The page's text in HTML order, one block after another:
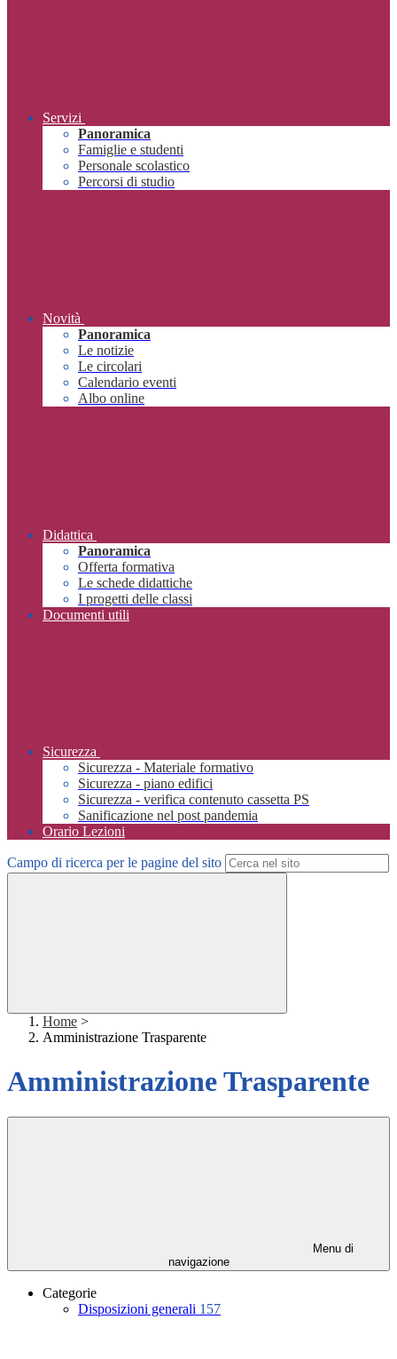
Servizi
Panoramica
Famiglie e studenti
Personale scolastico
Percorsi di studio
Novità
Panoramica
Le notizie
Le circolari
Calendario eventi
Albo online
Didattica
Panoramica
Offerta formativa
Le schede didattiche
I progetti delle classi
Documenti utili
Sicurezza
Sicurezza - Materiale formativo
Sicurezza - piano edifici
Sicurezza - verifica contenuto cassetta PS
Sanificazione nel post pandemia
Orario Lezioni
Campo di ricerca per le pagine del sito
Home >
Amministrazione Trasparente
Amministrazione Trasparente
Menu di
navigazione
Categorie
Disposizioni generali 157